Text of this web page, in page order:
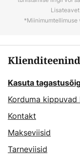
*Miinimumtellimuse
Kasuta
Korduma kippuvad
Kontakt
Makseviisid
Tarneviisid